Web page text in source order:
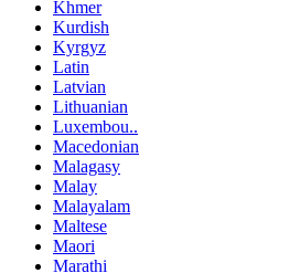
Khmer
Kurdish
Kyrgyz
Latin
Latvian
Lithuanian
Luxembou..
Macedonian
Malagasy
Malay
Malayalam
Maltese
Maori
Marathi